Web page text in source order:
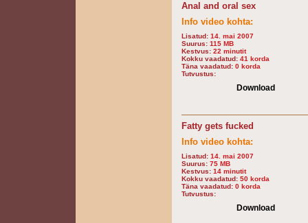
Anal and oral sex
Info video kohta:
Lisatud: 14. mai 2007
Suurus: 115 MB
Kestvus: 22 minutit
Kokku vaadatud: 41 korda
Täna vaadatud: 0 korda
Tutvustus:
Download
Fatty gets fucked
Info video kohta:
Lisatud: 14. mai 2007
Suurus: 75 MB
Kestvus: 14 minutit
Kokku vaadatud: 50 korda
Täna vaadatud: 0 korda
Tutvustus:
Download